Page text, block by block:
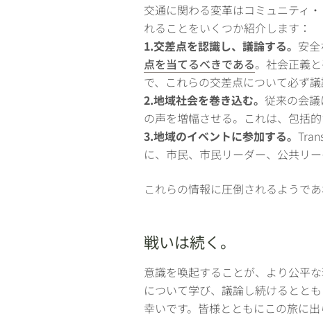
交通に関わる変革はコミュニティ
れることをいくつか紹介します：
1.交差点を認識し、議論する。 安
点を当てるべきである。社会正義
で、これらの交差点について必ず議
2.地域社会を巻き込む。 従来の会
の声を増幅させる。これは、包括
3.地域のイベントに参加する。
に、市民、市民リーダー、公共リ
これらの情報に圧倒されるようで
戦いは続く。
意識を喚起することが、より公平
について学び、議論し続けるとと
幸いです。皆様とともにこの旅に